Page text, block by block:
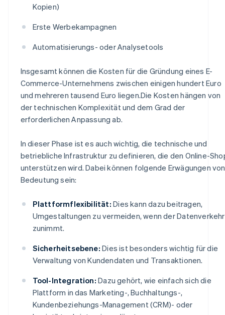
Kopien)
Erste Werbekampagnen
Automatisierungs- oder Analysetools
Insgesamt können die Kosten für die Gründung eines E-
Commerce-Unternehmens zwischen einigen hundert Euro
und mehreren tausend Euro liegen.Die Kosten hängen von
der technischen Komplexität und dem Grad der
erforderlichen Anpassung ab.
In dieser Phase ist es auch wichtig, die technische und
betriebliche Infrastruktur zu definieren, die den Online-
unterstützen wird. Dabei können folgende Erwägungen von
Bedeutung sein:
Plattformflexibilität: Dies kann dazu beitragen,
Umgestaltungen zu vermeiden, wenn der Datenverkehr
zunimmt.
Sicherheitsebene: Dies ist besonders wichtig für die
Verwaltung von Kundendaten und Transaktionen.
Tool-Integration: Dazu gehört, wie einfach sich die
Plattform in das Marketing-, Buchhaltungs-,
Kundenbeziehungs-Management (CRM)- oder